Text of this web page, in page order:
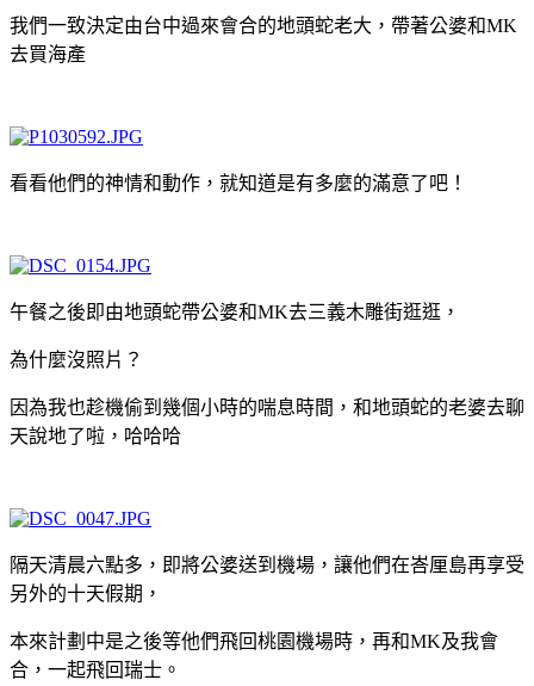
我們一致決定由台中過來會合的地頭蛇老大，帶著公婆和MK
去買海產
看看他們的神情和動作，就知道是有多麼的滿意了吧！
午餐之後即由地頭蛇帶公婆和MK去三義木雕街逛逛，
為什麼沒照片？
因為我也趁機偷到幾個小時的喘息時間，和地頭蛇的老婆去聊
天說地了啦，哈哈哈
隔天清晨六點多，即將公婆送到機場，讓他們在峇厘島再享受
另外的十天假期，
本來計劃中是之後等他們飛回桃園機場時，再和MK及我會
合，一起飛回瑞士。